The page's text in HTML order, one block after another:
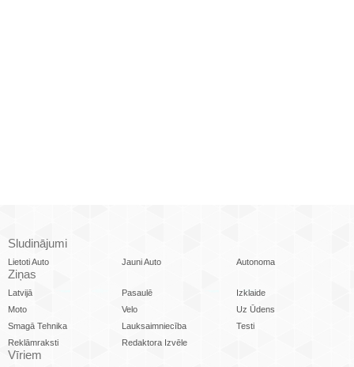
Sludinājumi
Lietoti Auto Jauni Auto Autonoma
Ziņas
Latvijā Pasaulē
Izklaide
Moto
Velo
Uz Ūdens
Smagā Tehnika
Lauksaimniecība
Testi
Reklāmraksti
Redaktora Izvēle
Vīriem